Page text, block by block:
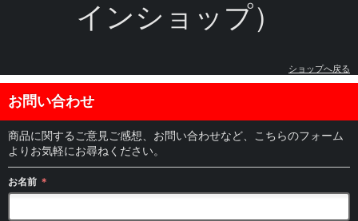
インショップ）
ショップへ戻る
お問い合わせ
商品に関するご意見ご感想、お問い合わせなど、こちらのフォーム
よりお気軽にお尋ねください。
お名前 ＊